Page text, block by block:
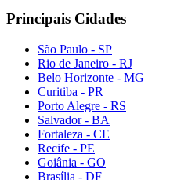
Principais Cidades
São Paulo - SP
Rio de Janeiro - RJ
Belo Horizonte - MG
Curitiba - PR
Porto Alegre - RS
Salvador - BA
Fortaleza - CE
Recife - PE
Goiânia - GO
Brasília - DF